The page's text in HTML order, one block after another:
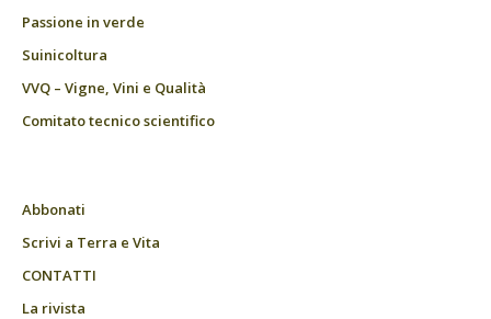
Passione in verde
Suinicoltura
VVQ – Vigne, Vini e Qualità
Comitato tecnico scientifico
Abbonati
Scrivi a Terra e Vita
CONTATTI
La rivista